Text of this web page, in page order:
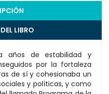
LIBRO
años de estabilidad y
por la fortaleza
de sí y cohesionaba un
y políticas, y como